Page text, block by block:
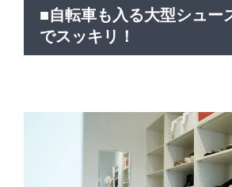
■自転車も入る大型シュー
でスッキリ！